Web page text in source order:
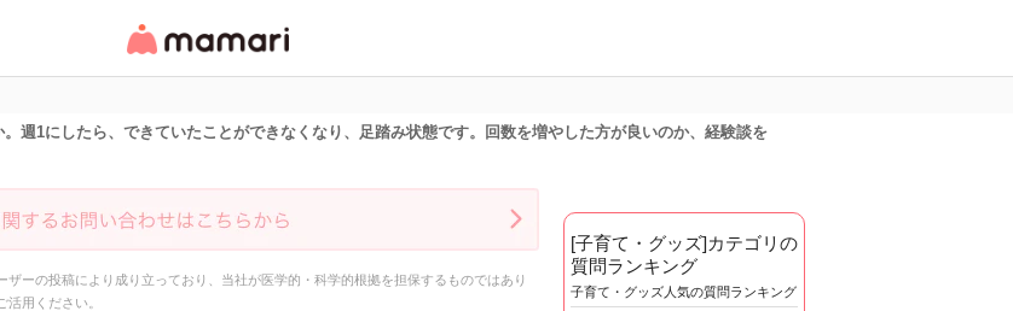
リ・情報サイト
週1にしたら、できていたことができなくなり、足踏み状態です。回数を増やした方が良いのか、経験談を
ーの投稿により成り立っており、当社が医学的・科学的根拠を担保するものではあり
活用ください。
[子育て・グッズ]カテゴリの
質問ランキング
子育て・グッズ人気の質問ランキング